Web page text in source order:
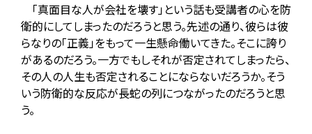
「真面目な人が会社を壊す」という話も受講者の心を防
衛的にしてしまったのだろうと思う。先述の通り、彼らは彼
らなりの「正義」をもって一生懸命働いてきた。そこに誇り
があるのだろう。一方でもしそれが否定されてしまったら、
その人の人生も否定されることにならないだろうか。そう
いう防衛的な反応が長蛇の列につながったのだろうと思
う。